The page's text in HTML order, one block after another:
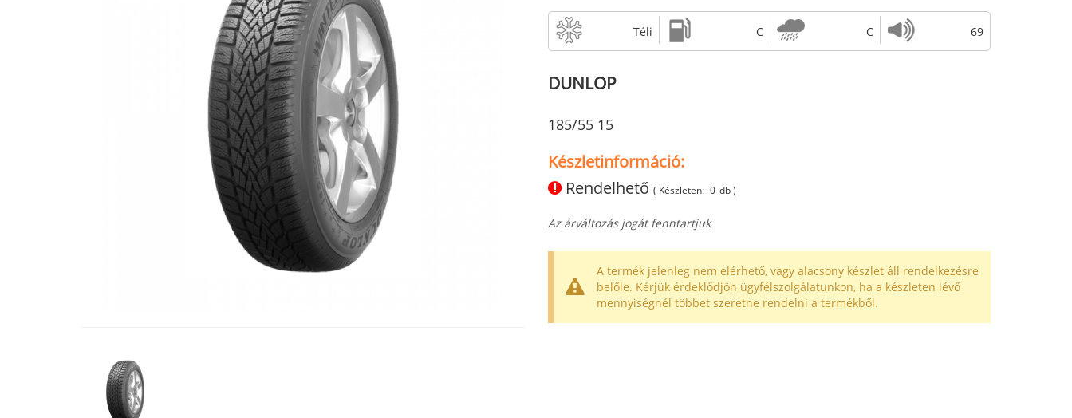
Téli C C 69
DUNLOP
185/55 15
Készletinformáció:
Rendelhető ( Készleten: 0 db )
Az árváltozás jogát fenntartjuk
A termék jelenleg nem elérhető, vagy alacsony készlet áll rendelkezésre
belőle. Kérjük érdeklődjön ügyfélszolgálatunkon, ha a készleten lévő
mennyiségnél többet szeretne rendelni a termékből.